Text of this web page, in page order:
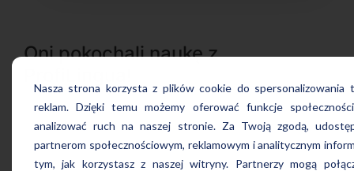
Nasza strona korzysta z plików cookie do spersonalizowania
reklam. Dzięki temu możemy oferować funkcje
analizować ruch na naszej stronie. Za Twoją zgodą,
partnerom społecznościowym, reklamowym i analitycznym
tym, jak korzystasz z naszej witryny. Partnerzy mogą
Oni pokochali naukę z